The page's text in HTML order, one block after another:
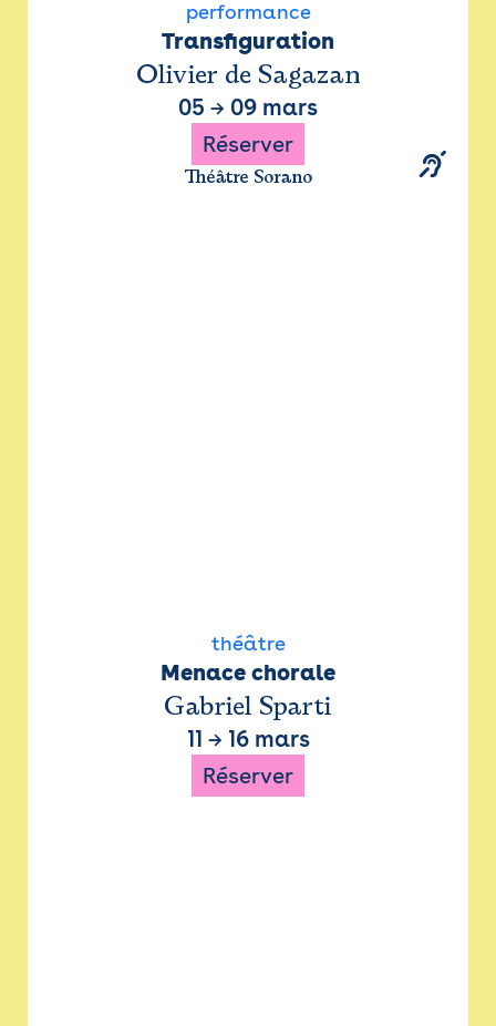
performance
Transfiguration
Olivier de Sagazan
05 → 09 mars
Réserver
Théâtre Sorano
théâtre
Menace chorale
Gabriel Sparti
11 → 16 mars
Réserver